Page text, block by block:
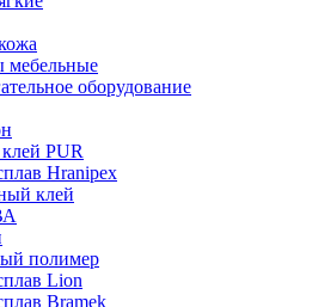
мебельные
оборудование
PUR
Hranipex
клей
полимер
Lion
Bramek